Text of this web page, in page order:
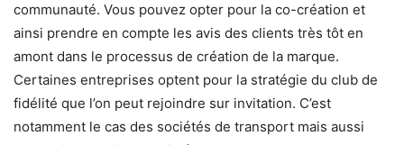
communauté. Vous pouvez opter pour la co-création et
ainsi prendre en compte les avis des clients très tôt en
amont dans le processus de création de la marque.
Certaines entreprises optent pour la stratégie du club de
fidélité que l’on peut rejoindre sur invitation. C’est
notamment le cas des sociétés de transport mais aussi